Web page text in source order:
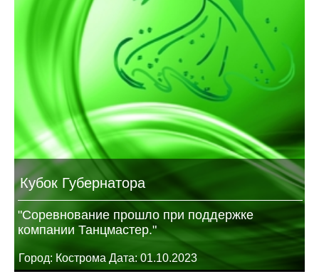
Кубок Губернатора
"Соревнование прошло при поддержке
компании Танцмастер."
Город: Кострома Дата: 01.10.2023